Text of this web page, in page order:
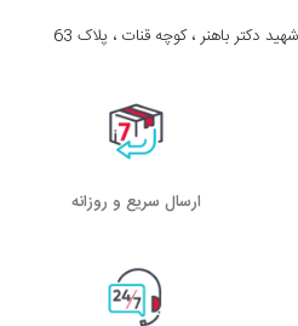
دکتر باهنر ، کوچه قنات ، پلاک 63
ارسال سریع و روزانه